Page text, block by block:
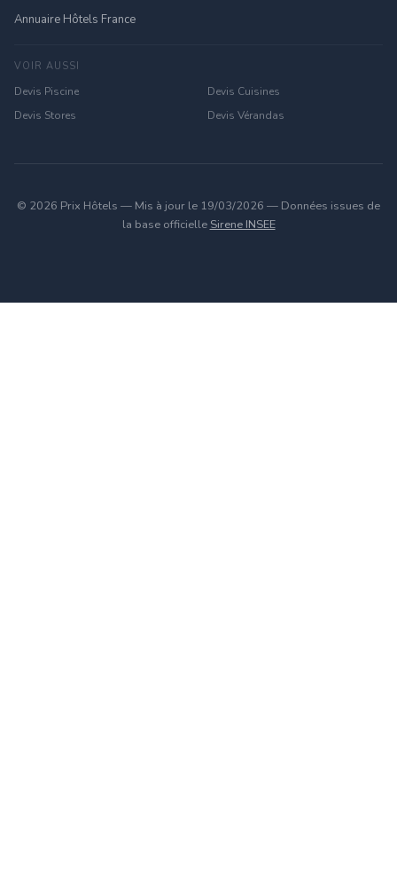
Annuaire Hôtels France
VOIR AUSSI
Devis Piscine
Devis Cuisines
Devis Stores
Devis Vérandas
© 2026 Prix Hôtels — Mis à jour le 19/03/2026 — Données issues de
la base officielle Sirene INSEE